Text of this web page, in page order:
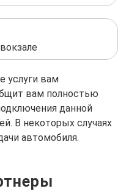
услуги вам
вам полностью
данной
В некоторых случаях
автомобиля.